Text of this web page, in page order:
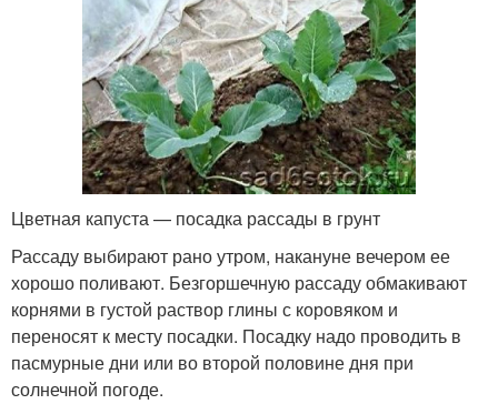
Цветная капуста — посадка рассады в грунт
Рассаду выбирают рано утром, накануне вечером ее
хорошо поливают. Безгоршечную рассаду обмакивают
корнями в густой раствор глины с коровяком и
переносят к месту посадки. Посадку надо проводить в
пасмурные дни или во второй половине дня при
солнечной погоде.